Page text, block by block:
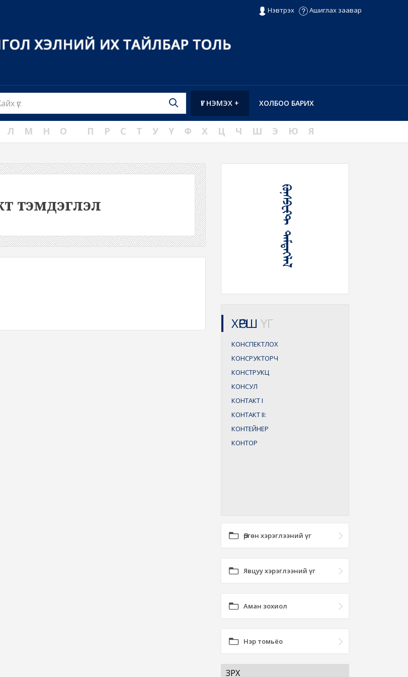
Нэвтрэх Ашиглах заавар
Dropdown ХОЛБОО БАРИХ
ҮГ НЭМЭХ +
Л М Н О П Р С Т У Ү Ф Х Ц Ч Ш Э Ю Я
тэмдэглэл ᠻᠣᠨ᠋ᠰᠫᠧᠻᠲ ᠲᠡᠮᠳᠡᠭᠯᠡᠯ
ХӨРШ ҮГ
КОНСПЕКТЛОХ
КОНСРУКТОРЧ
КОНСТРУКЦ
КОНСУЛ
КОНТАКТI
КОНТАКТII:
КОНТЕЙНЕР
КОНТОР
Өргөн хэрэглээний үг
Явцуу хэрэглээний үг
Аман зохиол
Нэр томьёо
ЗҮРХ